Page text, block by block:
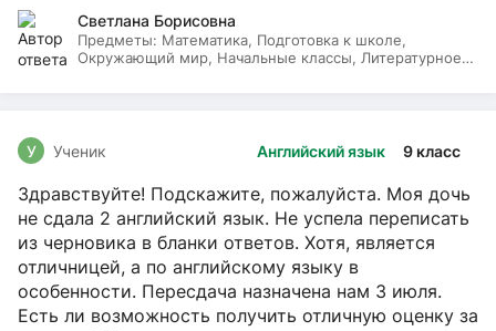
Светлана Борисовна
Предметы: Математика, Подготовка к школе,
Окружающий мир, Начальные классы, Литературное
Английский язык 9 класс
У Ученик
Здравствуйте! Подскажите, пожалуйста. Моя дочь
не сдала 2 английский язык. Не успела переписать
из черновика в бланки ответов. Хотя, является
отличницей, а по английскому языку в
особенности. Пересдача назначена нам 3 июля.
Есть ли возможность получить отличную оценку за